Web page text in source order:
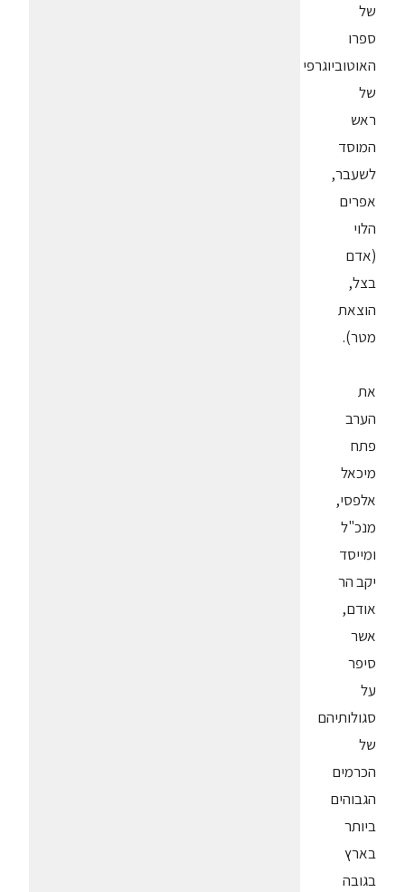
של
ספרו
האוטוביוגרפי
של
ראש
המוסד
לשעבר,
אפרים
הלוי
(אדם
בצל,
הוצאת
מטר).
את
הערב
פתח
מיכאל
אלפסי,
מנכ"ל
ומייסד
יקב הר
אודם,
אשר
סיפר
על
סגולותיהם
של
הכרמים
הגבוהים
ביותר
בארץ
בגובה